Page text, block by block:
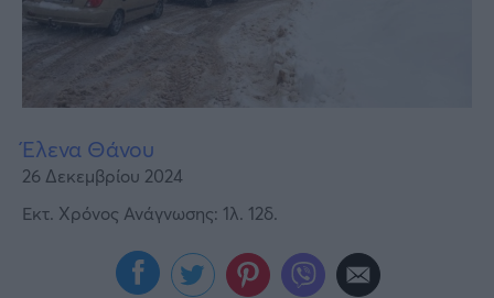
Έλενα Θάνου
26 Δεκεμβρίου 2024
Εκτ. Χρόνος Ανάγνωσης: 1λ. 12δ.